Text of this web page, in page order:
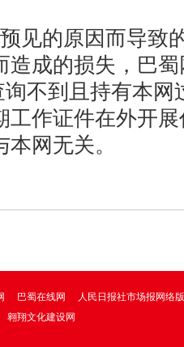
见的原因而导致
造成的损失，巴
不到且持有本网
工作证件在外开
网无关。
巴蜀在线网
人民日报社市场报网络版
翱翔文化建设网